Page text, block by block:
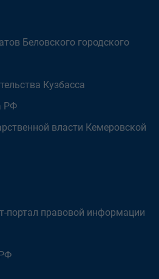
Беловского городского
Кузбасса
РФ
власти Кемеровской
портал правовой информации